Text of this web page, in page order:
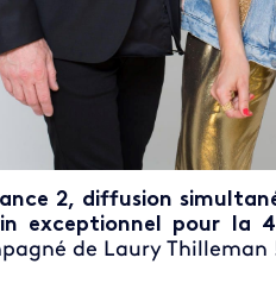
2, diffusion
exceptionnel pour la
de Laury Thilleman